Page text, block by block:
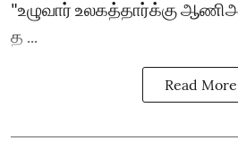
"உழுவார் உலகத்தார்க்கு
த ...
Read More